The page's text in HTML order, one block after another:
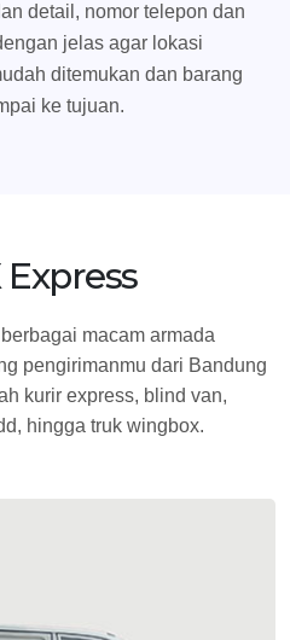
detail, nomor telepon dan
jelas agar lokasi
ditemukan dan barang
ke tujuan.
Express
macam armada
pengirimanmu dari Bandung
kurir express, blind van,
hingga truk wingbox.